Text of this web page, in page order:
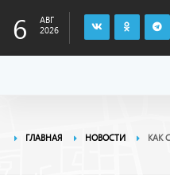
6
АВГ
2026
ГЛАВНАЯ НОВОСТИ КАК